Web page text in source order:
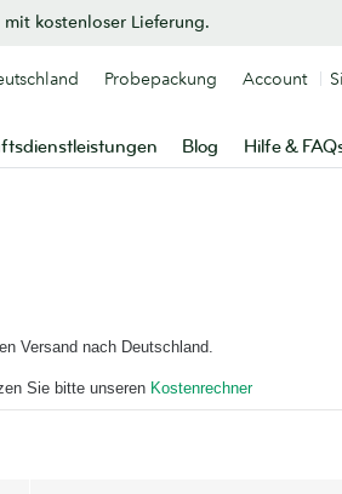
kostenloser Lieferung.
Blog Hilfe &
Probepackung Account
Versand nach Deutschland.
Sie bitte unseren Kostenrechner